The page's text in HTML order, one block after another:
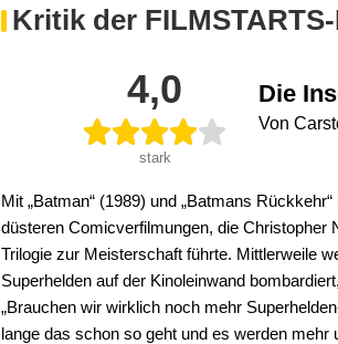
Kritik der
4,0
stark
Die
Von
Mit „Batman“ (1989) und „Batmans
düsteren Comicverfilmungen, die Christopher
Trilogie zur Meisterschaft führte. Mittlerweile
Superhelden auf der Kinoleinwand
„Brauchen wir wirklich noch mehr
lange das schon so geht und es werden